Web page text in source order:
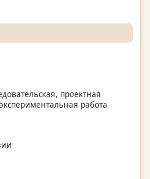
проектная
работа